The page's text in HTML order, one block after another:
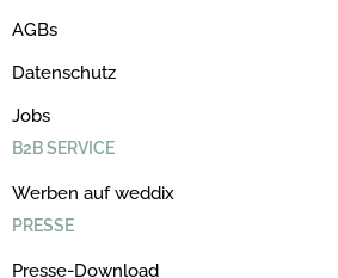
AGBs
Datenschutz
Jobs
B2B SERVICE
Werben auf weddix
PRESSE
Presse-Download